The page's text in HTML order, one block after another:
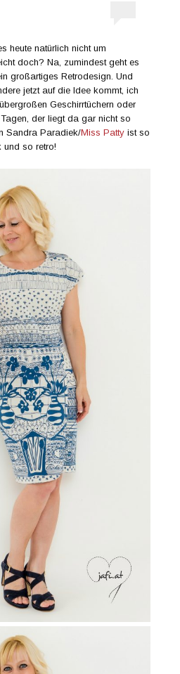
heute natürlich nicht um
doch? Na, zumindest geht es
großartiges Retrodesign. Und
jetzt auf die Idee kommt, ich
Geschirrtüchern oder
der liegt da gar nicht so
Sandra Paradiek/Miss Patty ist so
so retro!